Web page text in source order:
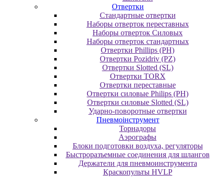
Отвертки
Cтандартные отвертки
Наборы отверток переставных
Наборы отверток Силовых
Наборы отверток стандартных
Отвертки Phillips (PH)
Отвертки Pozidriv (PZ)
Отвертки Slotted (SL)
Отвертки TORX
Отвертки переставные
Отвертки силовые Philips (PH)
Отвертки силовые Slotted (SL)
Ударно-поворотные отвертки
Пневмоінструмент
Topнaдopы
Аэрографы
Блоки подготовки воздуха, регуляторы
Быстроразъемные соединения для шлангов
Держатели для пневмоинструмента
Краскопульты HVLP